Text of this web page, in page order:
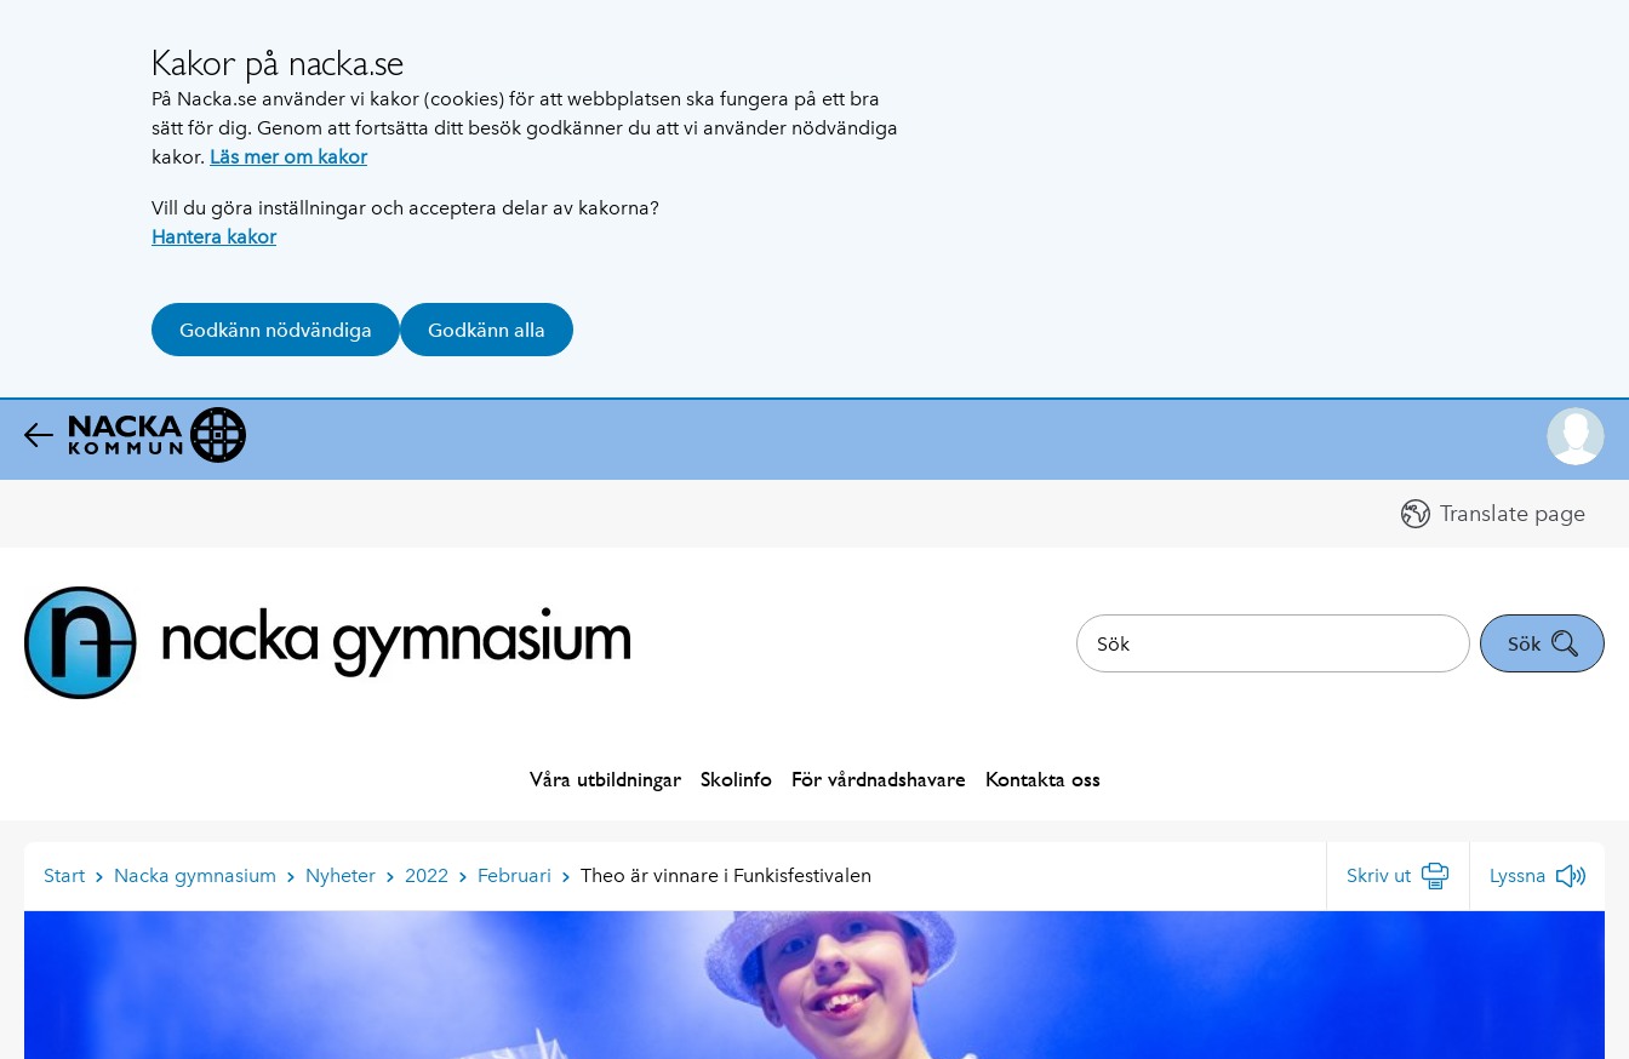
Kakor på nacka.se
På Nacka.se använder vi kakor (cookies) för att webbplatsen ska fungera på ett bra
sätt för dig. Genom att fortsätta ditt besök godkänner du att vi använder nödvändiga
kakor. Läs mer om kakor
Vill du göra inställningar och acceptera delar av kakorna?
Hantera kakor
Godkänn nödvändiga Godkänn alla
Translate page
Sök
Våra utbildningar Skolinfo För vårdnadshavare Kontakta oss
Start Nacka gymnasium Nyheter 2022 Februari Theo är vinnare i Funkisfestivalen Skriv ut Lyssna